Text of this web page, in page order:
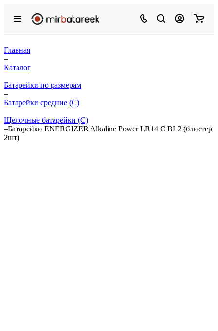
Главная
–
Каталог
–
Батарейки по размерам
–
Батарейки средние (С)
–
Щелочные батарейки (C)
–Батарейки ENERGIZER Alkaline Power LR14 С BL2 (блистер
2шт)